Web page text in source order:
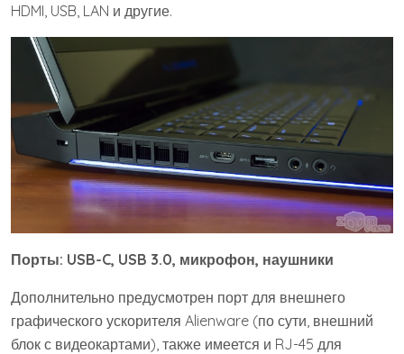
HDMI, USB, LAN и другие.
Порты: USB-C, USB 3.0, микрофон, наушники
Дополнительно предусмотрен порт для внешнего
графического ускорителя Alienware (по сути, внешний
блок с видеокартами), также имеется и RJ-45 для